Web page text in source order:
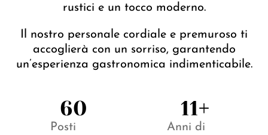
rustici e un tocco moderno.
Il nostro personale cordiale e premuroso ti
accoglierà con un sorriso, garantendo
un’esperienza gastronomica indimenticabile.
Posti
60
Anni di
13+